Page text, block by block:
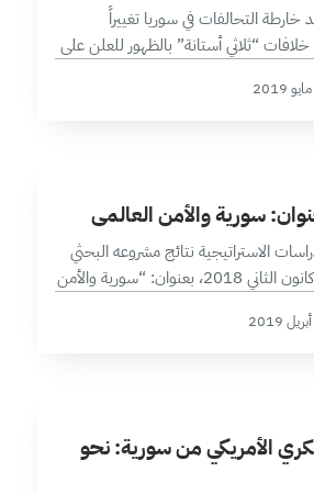
التحالفات في سوريا تغييراً
“ثلاثي أستانة” بالظهور للعلن على
يشير إلى احتمالية انفراط عقد أستانة
سورية والأمن العالمي
الاستراتيجية نتائج مشروعه البحثي
والذي بدأه بتاريخ 3 كانون الثاني 2018، بعنوان: “سورية والأمن
إلى توليد معرفة موضوعية عن
الأمريكي من سورية: نحو